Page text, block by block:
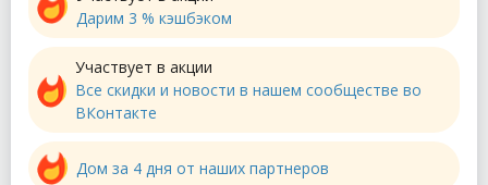
Дарим 3 % кэшбэком
Участвует в акции
Все скидки и новости в нашем сообществе во
ВКонтакте
Дом за 4 дня от наших партнеров